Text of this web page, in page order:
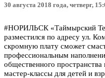
30 августа 2018 года, четверг,
#НОРИЛЬСК «Таймырский
разместился по адресу ул.
скромную плату сможет
профессиональным
общественного
мастер-классы для детей и